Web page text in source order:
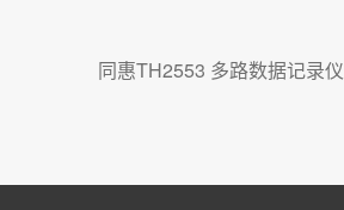
同惠TH2553 多路数据记录仪